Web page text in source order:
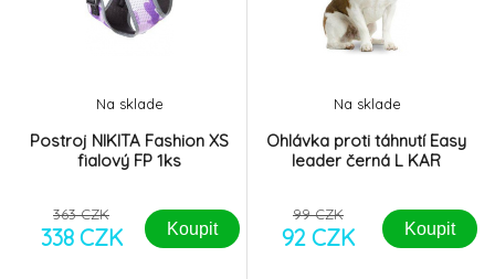
dispozici v těchto
velikostech: XS - Jack
dispozici v těchto
velikostech: XS - Jack
Postroj NIKITA Fashion XS
fialový FP 1ks
Na sklade
363 CZK
338 CZK Koupit
Ohlávka proti táhnutí Easy
leader černá L KAR
Na sklade
99 CZK
92 CZK Koupit